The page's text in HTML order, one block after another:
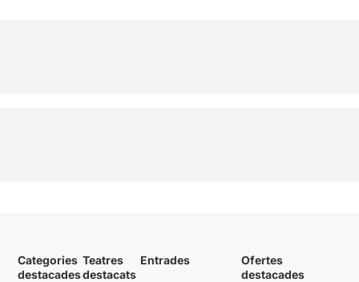
Categories
destacades
Teatres
destacats
Entrades
Ofertes
destacades